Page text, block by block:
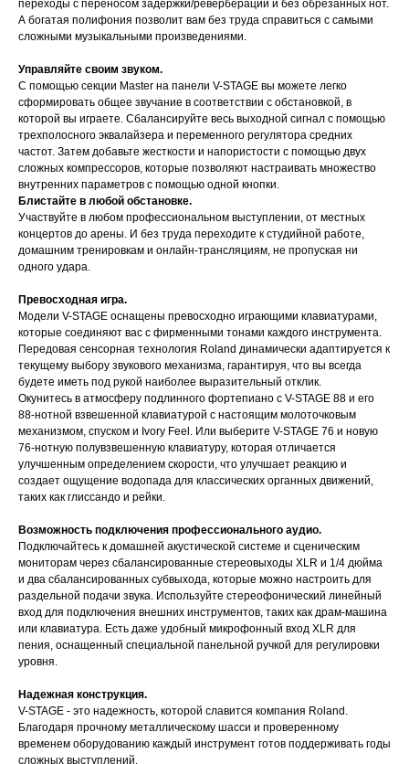
переходы с переносом задержки/реверберации и без обрезанных нот.
А богатая полифония позволит вам без труда справиться с самыми
сложными музыкальными произведениями.
Управляйте своим звуком.
С помощью секции Master на панели V-STAGE вы можете легко
сформировать общее звучание в соответствии с обстановкой, в
которой вы играете. Сбалансируйте весь выходной сигнал с помощью
трехполосного эквалайзера и переменного регулятора средних
частот. Затем добавьте жесткости и напористости с помощью двух
сложных компрессоров, которые позволяют настраивать множество
внутренних параметров с помощью одной кнопки.
Блистайте в любой обстановке.
Участвуйте в любом профессиональном выступлении, от местных
концертов до арены. И без труда переходите к студийной работе,
домашним тренировкам и онлайн-трансляциям, не пропуская ни
одного удара.
Превосходная игра.
Модели V-STAGE оснащены превосходно играющими клавиатурами,
которые соединяют вас с фирменными тонами каждого инструмента.
Передовая сенсорная технология Roland динамически адаптируется к
текущему выбору звукового механизма, гарантируя, что вы всегда
будете иметь под рукой наиболее выразительный отклик.
Окунитесь в атмосферу подлинного фортепиано с V-STAGE 88 и его
88-нотной взвешенной клавиатурой с настоящим молоточковым
механизмом, спуском и Ivory Feel. Или выберите V-STAGE 76 и новую
76-нотную полувзвешенную клавиатуру, которая отличается
улучшенным определением скорости, что улучшает реакцию и
создает ощущение водопада для классических органных движений,
таких как глиссандо и рейки.
Возможность подключения профессионального аудио.
Подключайтесь к домашней акустической системе и сценическим
мониторам через сбалансированные стереовыходы XLR и 1/4 дюйма
и два сбалансированных субвыхода, которые можно настроить для
раздельной подачи звука. Используйте стереофонический линейный
вход для подключения внешних инструментов, таких как драм-машина
или клавиатура. Есть даже удобный микрофонный вход XLR для
пения, оснащенный специальной панельной ручкой для регулировки
уровня.
Надежная конструкция.
V-STAGE - это надежность, которой славится компания Roland.
Благодаря прочному металлическому шасси и проверенному
временем оборудованию каждый инструмент готов поддерживать годы
сложных выступлений.